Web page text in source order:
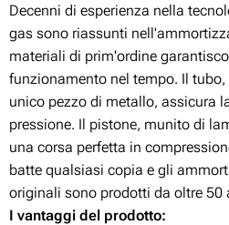
Decenni di esperienza nella
gas sono riassunti
materiali di prim'ordine
funzionamento nel tempo. Il
unico pezzo di metallo, assicura
pressione. Il pistone, munito di
una corsa perfetta in
batte qualsiasi copia e gli
originali sono prodotti da oltre 50
I vantaggi del prodotto: